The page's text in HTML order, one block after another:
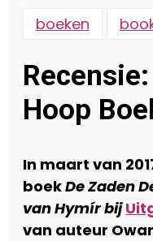
boeken
Hoop
In maart van
boekDe Zaden
van Hymírbij
van auteur